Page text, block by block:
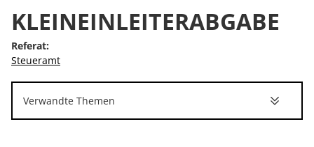
KLEINEINLEITERABGABE
Referat:
Steueramt
Verwandte Themen